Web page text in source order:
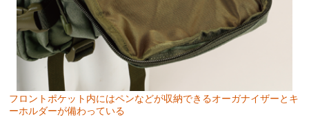
フロントポケット内にはペンなどが収納できるオーガナイザーとキ
ーホルダーが備わっている